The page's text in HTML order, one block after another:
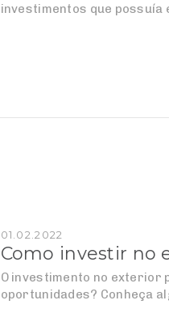
investimentos que possuía
01.02.2022
Como investir no
O investimento no exterior
oportunidades? Conheça